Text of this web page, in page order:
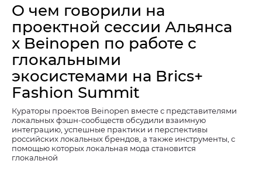
О чем говорили на
проектной сессии Альянса
x Beinopen по работе с
глокальными
экосистемами на Brics+
Fashion Summit
Кураторы проектов Beinopen вместе с представителями
локальных фэшн-сообществ обсудили взаимную
интеграцию, успешные практики и перспективы
российских локальных брендов, а также инструменты, с
помощью которых локальная мода становится
глокальной